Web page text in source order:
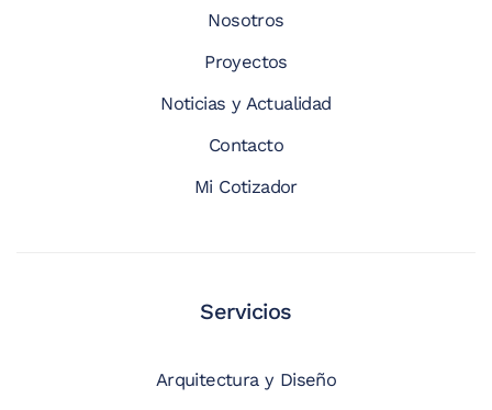
Nosotros
Proyectos
Noticias y Actualidad
Contacto
Mi Cotizador
Servicios
Arquitectura y Diseño